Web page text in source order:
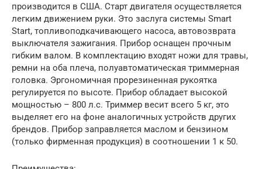
производится в США. Старт двигателя осуществляется
легким движением руки. Это заслуга системы Smart
Start, топливоподкачивающего насоса, автовозврата
выключателя зажигания. Прибор оснащен прочным
гибким валом. В комплектацию входят ножи для травы,
ремни на оба плеча, полуавтоматическая триммерная
головка. Эргономичная прорезиненная рукоятка
регулируется по высоте. Прибор обладает высокой
мощностью – 800 л.с. Триммер весит всего 5 кг, это
выделяет его на фоне аналогичных устройств других
брендов. Прибор заправляется маслом и бензином
(только фирменная продукция) в соотношении 1 к 50.